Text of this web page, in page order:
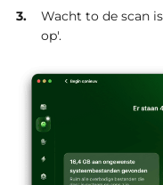
Wacht to de scan
op'.